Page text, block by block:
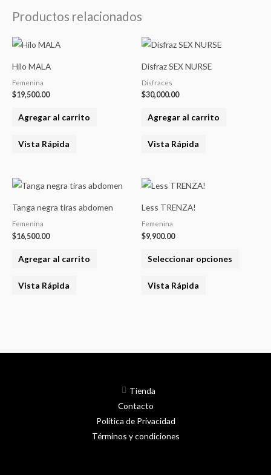
Productos relacionados
Hilo MALA
Femenina
$19,500.00
Agregar al carrito
Vista Rápida
Disfraz SEX NURSE
Disfraces
$30,000.00
Agregar al carrito
Vista Rápida
Tanga negra tiras abdomen
Femenina
$16,500.00
Agregar al carrito
Vista Rápida
Less TRENZA!
Femenina
$9,900.00
Seleccionar opciones
la
Vista Rápida
Tienda
Contacto
Política de Privacidad
Términos y condiciones